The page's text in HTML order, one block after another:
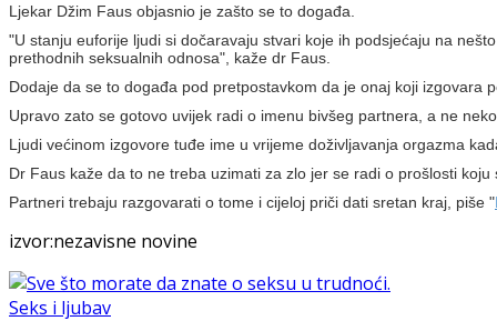
Ljekar Džim Faus objasnio je zašto se to događa.
"U stanju euforije ljudi si dočaravaju stvari koje ih podsjećaju na
prethodnih seksualnih odnosa", kaže dr Faus.
Dodaje da se to događa pod pretpostavkom da je onaj koji izgovara
Upravo zato se gotovo uvijek radi o imenu bivšeg partnera, a ne
Ljudi većinom izgovore tuđe ime u vrijeme doživljavanja orgazma
Dr Faus kaže da to ne treba uzimati za zlo jer se radi o prošlosti koju
Partneri trebaju razgovarati o tome i cijeloj priči dati sretan kraj, piše "
izvor:nezavisne novine
Seks i ljubav